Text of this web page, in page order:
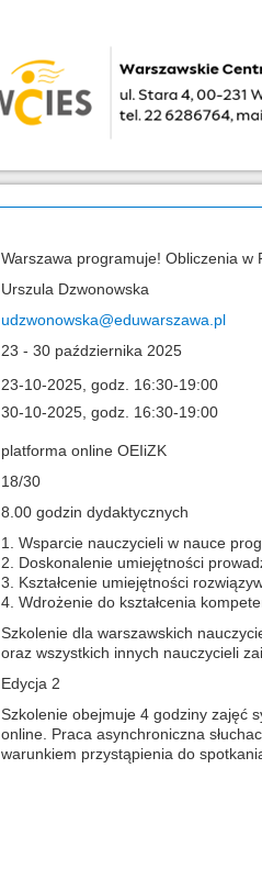
Warszawa programuje! Obliczenia w
Urszula Dzwonowska
udzwonowska@eduwarszawa.pl
23 - 30 października 2025
23-10-2025, godz. 16:30-19:00
30-10-2025, godz. 16:30-19:00
platforma online OEIiZK
18/30
8.00 godzin dydaktycznych
1. Wsparcie nauczycieli w nauce
2. Doskonalenie umiejętności
3. Kształcenie umiejętności
4. Wdrożenie do kształcenia
Szkolenie dla warszawskich
oraz wszystkich innych nauczycieli
Edycja 2
Szkolenie obejmuje 4 godziny zajęć
online. Praca asynchroniczna
warunkiem przystąpienia do